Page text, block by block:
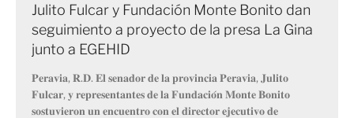
Julito Fulcar y Fundación Monte Bonito dan
seguimiento a proyecto de la presa La Gina
junto a EGEHID
𝐏𝐞𝐫𝐚𝐯𝐢𝐚, 𝐑.𝐃. 𝐄𝐥 𝐬𝐞𝐧𝐚𝐝𝐨𝐫 𝐝𝐞 𝐥𝐚 𝐩𝐫𝐨𝐯𝐢𝐧𝐜𝐢𝐚 𝐏𝐞𝐫𝐚𝐯𝐢𝐚, 𝐉𝐮𝐥𝐢𝐭𝐨
𝐅𝐮𝐥𝐜𝐚𝐫, 𝐲 𝐫𝐞𝐩𝐫𝐞𝐬𝐞𝐧𝐭𝐚𝐧𝐭𝐞𝐬 𝐝𝐞 𝐥𝐚 𝐅𝐮𝐧𝐝𝐚𝐜𝐢𝐨́𝐧 𝐌𝐨𝐧𝐭𝐞 𝐁𝐨𝐧𝐢𝐭𝐨
𝐬𝐨𝐬𝐭𝐮𝐯𝐢𝐞𝐫𝐨𝐧 𝐮𝐧 𝐞𝐧𝐜𝐮𝐞𝐧𝐭𝐫𝐨 𝐜𝐨𝐧 𝐞𝐥 𝐝𝐢𝐫𝐞𝐜𝐭𝐨𝐫 𝐞𝐣𝐞𝐜𝐮𝐭𝐢𝐯𝐨 𝐝𝐞